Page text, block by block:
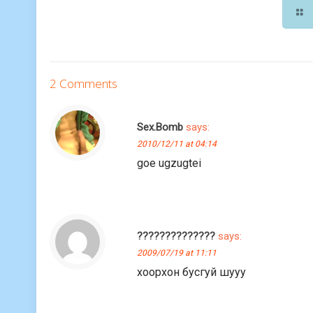
2 Comments
Sex.Bomb says:
2010/12/11 at 04:14
goe ugzugtei
?????????????? says:
2009/07/19 at 11:11
хоорхон бусгуй шууу